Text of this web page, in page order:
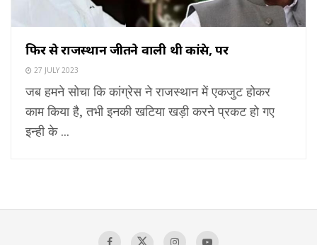
फिर से राजस्थान जीतने वाली थी कांग्रेस, पर
27 JULY 2023
जब हमने सोचा कि कांग्रेस ने राजस्थान में एकजुट होकर
काम किया है, तभी इनकी खटिया खड़ी करने प्रकट हो गए
इन्ही के ...